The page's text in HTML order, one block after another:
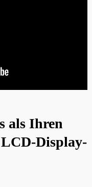
als Ihren
Display-